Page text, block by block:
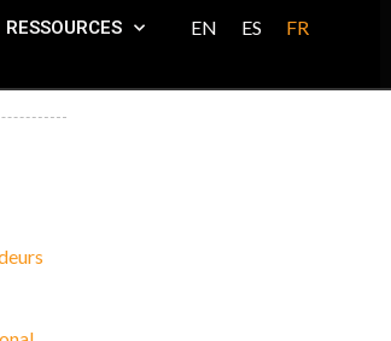
RESSOURCES EN ES FR